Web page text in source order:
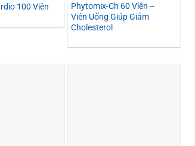
100 Viên
Phytomix-Ch 60 Viên –
Viên Uống Giúp Giảm
Cholesterol